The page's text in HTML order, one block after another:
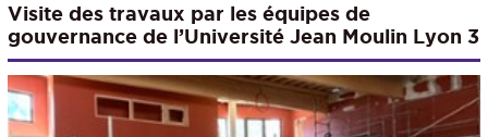
Visite des travaux par les équipes de
gouvernance de l’Université Jean Moulin Lyon 3
et de l’Université Claude Bernard Lyon 1